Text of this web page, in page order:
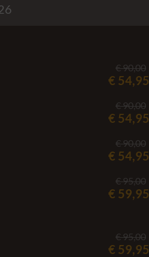
€ 90,00
€ 54,95
€ 90,00
€ 54,95
€ 90,00
€ 54,95
€ 95,00
€ 59,95
€ 95,00
€ 59,95